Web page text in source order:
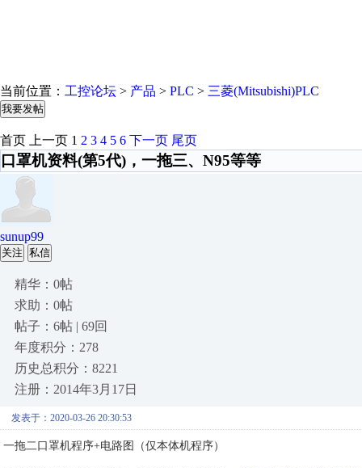
当前位置： 工控论坛 > 产品 > PLC > 三菱(Mitsubishi)PLC
我要发帖
首页 上一页 1 2 3 4 5 6 下一页 尾页
口罩机资料(第5代)，一拖三、N95等等
sunup99
关注 私信
精华：0帖
求助：0帖
帖子：6帖 | 69回
年度积分：278
历史总积分：8221
注册：2014年3月17日
发表于：2020-03-26 20:30:53
一拖二口罩机程序+电路图（仅本体机程序）